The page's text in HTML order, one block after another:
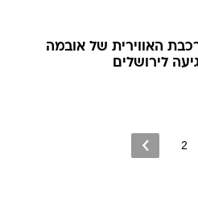
האווירית של אובמה
לירושלים
2